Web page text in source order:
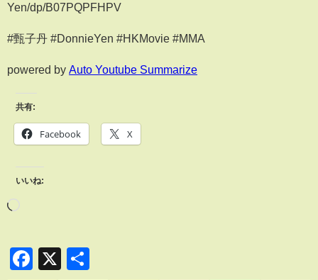
Yen/dp/B07PQPFHPV
#甄子丹 #DonnieYen #HKMovie #MMA
powered by Auto Youtube Summarize
共有:
Facebook X
いいね:
Facebook
X